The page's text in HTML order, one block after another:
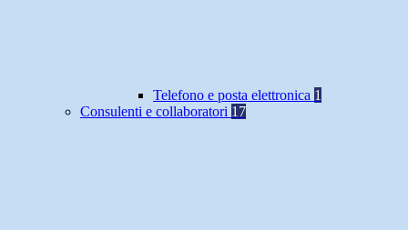
Telefono e posta elettronica 1
Consulenti e collaboratori 17